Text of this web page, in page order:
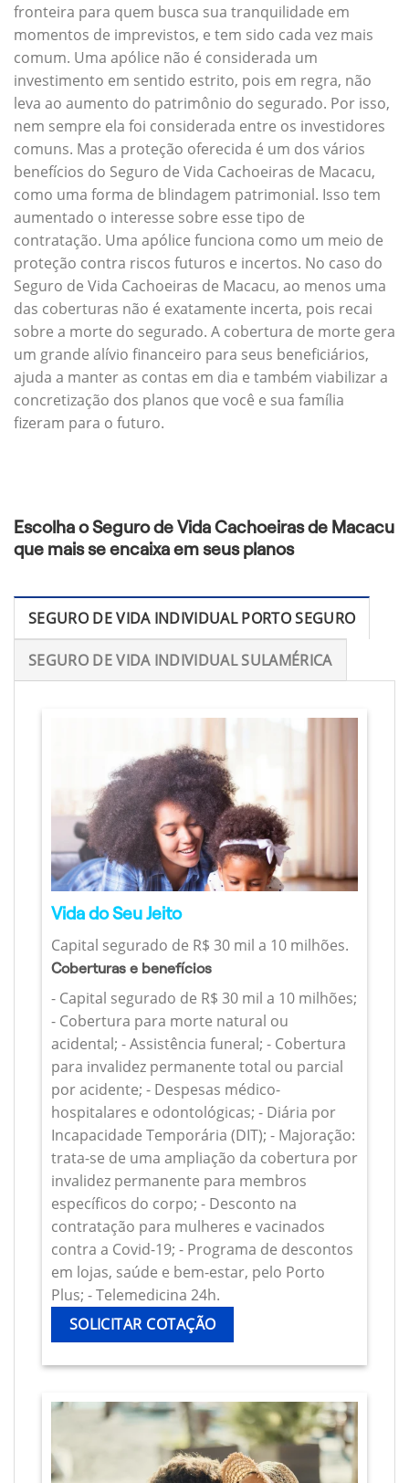
fronteira para quem busca sua tranquilidade em
momentos de imprevistos, e tem sido cada vez mais
comum. Uma apólice não é considerada um
investimento em sentido estrito, pois em regra, não
leva ao aumento do patrimônio do segurado. Por isso,
nem sempre ela foi considerada entre os investidores
comuns. Mas a proteção oferecida é um dos vários
benefícios do Seguro de Vida Cachoeiras de Macacu,
como uma forma de blindagem patrimonial. Isso tem
aumentado o interesse sobre esse tipo de
contratação. Uma apólice funciona como um meio de
proteção contra riscos futuros e incertos. No caso do
Seguro de Vida Cachoeiras de Macacu, ao menos uma
das coberturas não é exatamente incerta, pois recai
sobre a morte do segurado. A cobertura de morte gera
um grande alívio financeiro para seus beneficiários,
ajuda a manter as contas em dia e também viabilizar a
concretização dos planos que você e sua família
fizeram para o futuro.
Escolha o Seguro de Vida Cachoeiras de Macacu
que mais se encaixa em seus planos
SEGURO DE VIDA INDIVIDUAL PORTO SEGURO
SEGURO DE VIDA INDIVIDUAL SULAMÉRICA
Vida do Seu Jeito
Capital segurado de R$ 30 mil a 10 milhões.
Coberturas e benefícios
- Capital segurado de R$ 30 mil a 10 milhões;
- Cobertura para morte natural ou
acidental; - Assistência funeral; - Cobertura
para invalidez permanente total ou parcial
por acidente; - Despesas médico-
hospitalares e odontológicas; - Diária por
Incapacidade Temporária (DIT); - Majoração:
trata-se de uma ampliação da cobertura por
invalidez permanente para membros
específicos do corpo; - Desconto na
contratação para mulheres e vacinados
contra a Covid-19; - Programa de descontos
em lojas, saúde e bem-estar, pelo Porto
Plus; - Telemedicina 24h.
SOLICITAR COTAÇÃO